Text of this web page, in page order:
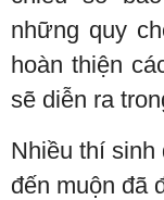
những quy
hoàn thiện
sẽ diễn ra
Nhiều thí sinh
đến muộn đã